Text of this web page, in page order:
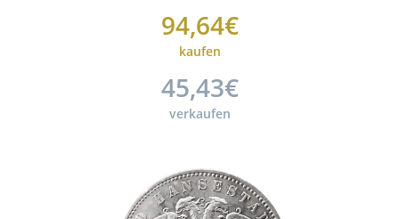
94,64€
kaufen
45,43€
verkaufen